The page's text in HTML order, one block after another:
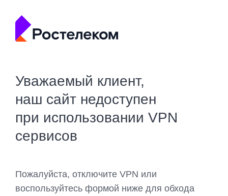
Уважаемый клиент,
наш сайт недоступен
при использовании VPN
сервисов
Пожалуйста, отключите VPN или
воспользуйтесь формой ниже для обхода